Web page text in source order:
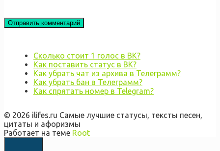
Сколько стоит 1 голос в ВК?
Как поставить статус в ВК?
Как убрать чат из архива в Телеграмм?
Как убрать бан в Телеграмм?
Как спрятать номер в Telegram?
© 2026 ilifes.ru Самые лучшие статусы, тексты песен,
цитаты и афоризмы
Работает на теме Root